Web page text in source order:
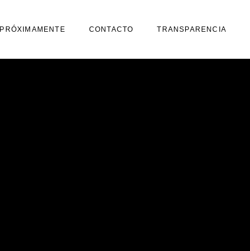
PRÓXIMAMENTE CONTACTO TRANSPARENCIA